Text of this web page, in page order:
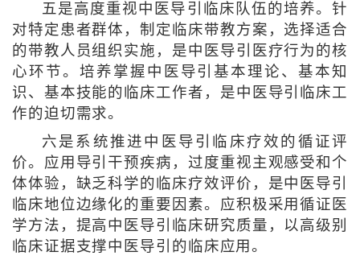
五是高度重视中医导引临床队伍的培养。针
对特定患者群体，制定临床带教方案，选择适合
的带教人员组织实施，是中医导引医疗行为的核
心环节。培养掌握中医导引基本理论、基本知
识、基本技能的临床工作者，是中医导引临床工
作的迫切需求。
六是系统推进中医导引临床疗效的循证评
价。应用导引干预疾病，过度重视主观感受和个
体体验，缺乏科学的临床疗效评价，是中医导引
临床地位边缘化的重要因素。应积极采用循证医
学方法，提高中医导引临床研究质量，以高级别
临床证据支撑中医导引的临床应用。